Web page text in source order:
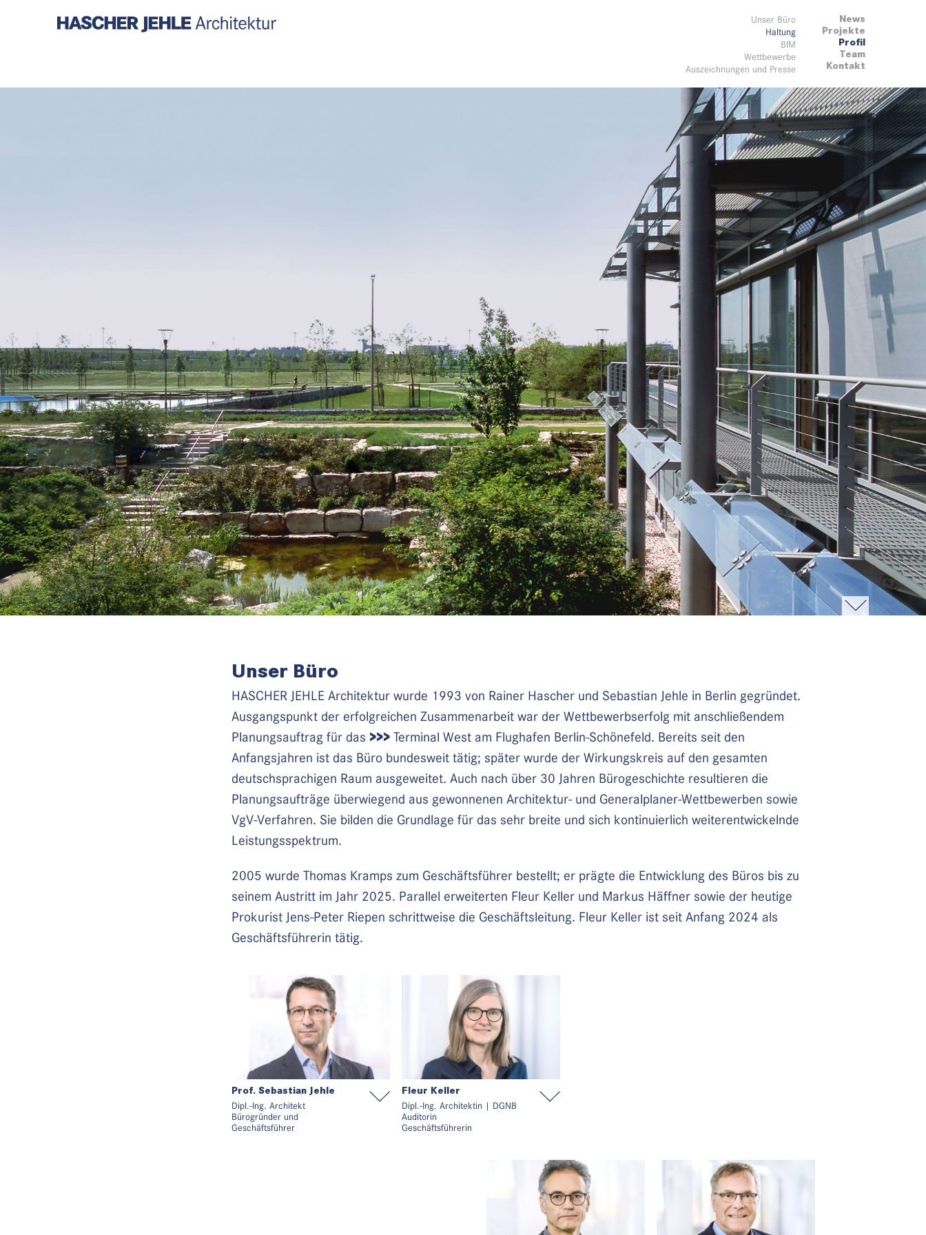
News
Projekte
Profil
Unser Büro
Haltung
BIM
Wettbewerbe
Auszeichnungen und Presse
Team
Kontakt
Unser Büro
HASCHER JEHLE Architektur wurde 1993 von Rainer Hascher und Sebastian Jehle in Berlin gegründet.
Ausgangspunkt der erfolgreichen Zusammenarbeit war der Wettbewerbserfolg mit anschließendem
Planungsauftrag für das >>> Terminal West am Flughafen Berlin-Schönefeld. Bereits seit den
Anfangsjahren ist das Büro bundesweit tätig; später wurde der Wirkungskreis auf den gesamten
deutschsprachigen Raum ausgeweitet. Auch nach über 30 Jahren Bürogeschichte resultieren die
Planungsaufträge überwiegend aus gewonnenen Architektur- und Generalplaner-Wettbewerben sowie
VgV-Verfahren. Sie bilden die Grundlage für das sehr breite und sich kontinuierlich weiterentwickelnde
Leistungsspektrum.
2005 wurde Thomas Kramps zum Geschäftsführer bestellt; er prägte die Entwicklung des Büros bis zu
seinem Austritt im Jahr 2025. Parallel erweiterten Fleur Keller und Markus Häffner sowie der heutige
Prokurist Jens-Peter Riepen schrittweise die Geschäftsleitung. Fleur Keller ist seit Anfang 2024 als
Geschäftsführerin tätig.
Prof. Sebastian Jehle
Dipl.-Ing. Architekt
Bürogründer und
Geschäftsführer
Fleur Keller
Dipl.-Ing. Architektin | DGNB
Auditorin
Geschäftsführerin
Technischen Hochschule Graz und der
diplomierte. Nach einer Mitarbeit bei
Auer Weber Stuttgart trat sie 2001 in
das Büro HASCHER JEHLE Architektur